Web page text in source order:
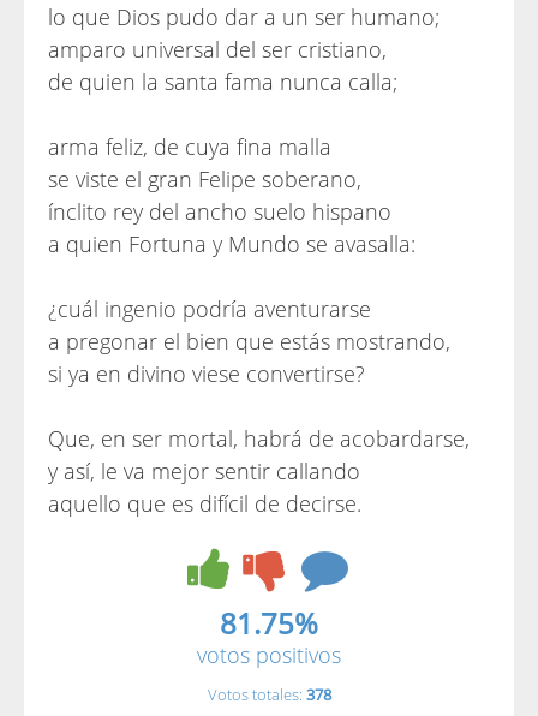
lo que Dios pudo dar a un ser humano;
amparo universal del ser cristiano,
de quien la santa fama nunca calla;
arma feliz, de cuya fina malla
se viste el gran Felipe soberano,
ínclito rey del ancho suelo hispano
a quien Fortuna y Mundo se avasalla:
¿cuál ingenio podría aventurarse
a pregonar el bien que estás mostrando,
si ya en divino viese convertirse?
Que, en ser mortal, habrá de acobardarse,
y así, le va mejor sentir callando
aquello que es difícil de decirse.
81.75%
votos positivos
Votos totales: 378